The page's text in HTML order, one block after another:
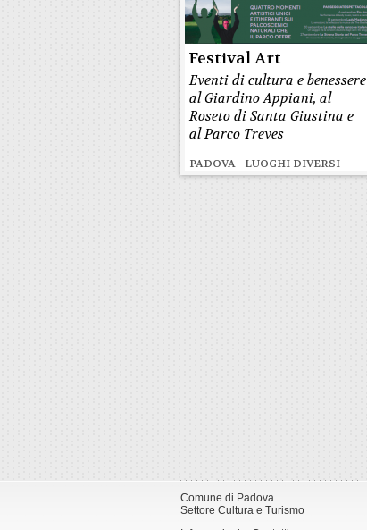
Festival Art
Eventi di cultura e benessere
al Giardino Appiani, al
Roseto di Santa Giustina e
al Parco Treves
PADOVA - LUOGHI DIVERSI
Comune di Padova
Settore Cultura e Turismo